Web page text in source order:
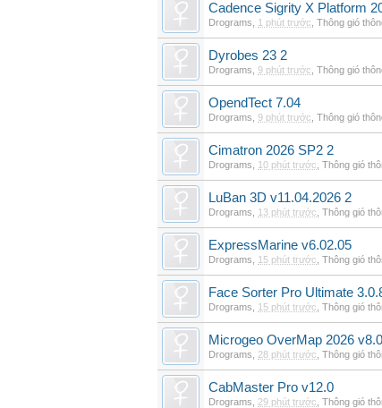
Cadence Sigrity X Platform
Drograms 1 phút trước Thông gió
Dyrobes 23 2
Drograms 9 phút trước Thông gió
OpendTect 7.04
Drograms 9 phút trước Thông gió
Cimatron 2026 SP2 2
Drograms 10 phút trước Thông gió
LuBan 3D v11.04.2026 2
Drograms 13 phút trước Thông gió
ExpressMarine v6.02.05
Drograms 15 phút trước Thông gió
Face Sorter Pro Ultimate
Drograms 15 phút trước Thông gió
Microgeo OverMap 2026
Drograms 28 phút trước Thông gió
CabMaster Pro v12.0
Drograms 29 phút trước Thông gió